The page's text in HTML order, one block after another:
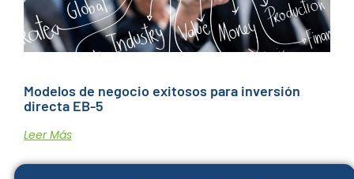
Modelos de negocio exitosos para inversión
directa EB-5
Leer Más